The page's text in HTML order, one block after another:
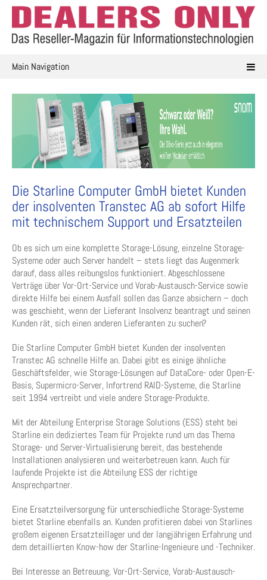
Skip
content
Main Navigation
Die Starline Computer GmbH bietet Kunden
der insolventen Transtec AG ab sofort Hilfe
mit technischem Support und Ersatzteilen
Ob es sich um eine komplette Storage-Lösung, einzelne Storage-
Systeme oder auch Server handelt – stets liegt das Augenmerk
darauf, dass alles reibungslos funktioniert. Abgeschlossene
Verträge über Vor-Ort-Service und Vorab-Austausch-Service sowie
direkte Hilfe bei einem Ausfall sollen das Ganze absichern – doch
was geschieht, wenn der Lieferant Insolvenz beantragt und seinen
Kunden rät, sich einen anderen Lieferanten zu suchen?
Die Starline Computer GmbH bietet Kunden der insolventen
Transtec AG schnelle Hilfe an. Dabei gibt es einige ähnliche
Geschäftsfelder, wie Storage-Lösungen auf DataCore- oder Open-E-
Basis, Supermicro-Server, Infortrend RAID-Systeme, die Starline
seit 1994 vertreibt und viele andere Storage-Produkte.
Mit der Abteilung Enterprise Storage Solutions (ESS) steht bei
Starline ein dediziertes Team für Projekte rund um das Thema
Storage- und Server-Virtualisierung bereit, das bestehende
Installationen analysieren und weiterbetreuen kann. Auch für
laufende Projekte ist die Abteilung ESS der richtige
Ansprechpartner.
Eine Ersatzteilversorgung für unterschiedliche Storage-Systeme
bietet Starline ebenfalls an. Kunden profitieren dabei von Starlines
großem eigenen Ersatzteillager und der langjährigen Erfahrung und
dem detaillierten Know-how der Starline-Ingenieure und -Techniker.
Bei Interesse an Betreuung, Vor-Ort-Service, Vorab-Austausch-